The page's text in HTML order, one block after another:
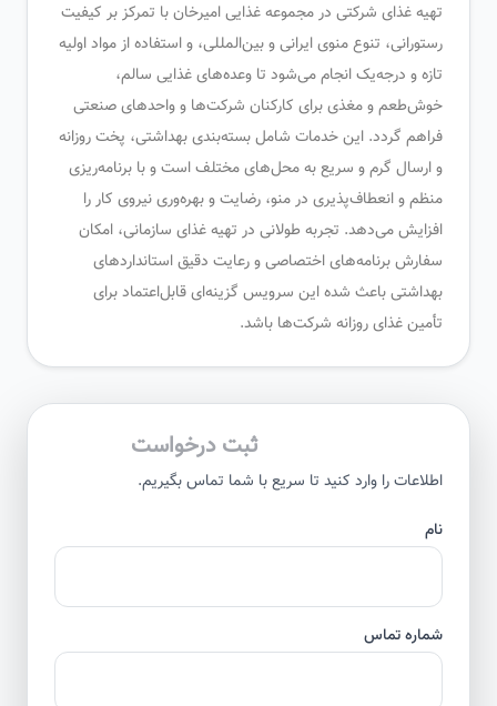
تهیه غذای شرکتی در مجموعه غذایی امیرخان با تمرکز بر کیفیت
رستورانی، تنوع منوی ایرانی و بین‌المللی، و استفاده از مواد اولیه
تازه و درجه‌یک انجام می‌شود تا وعده‌های غذایی سالم،
خوش‌طعم و مغذی برای کارکنان شرکت‌ها و واحدهای صنعتی
فراهم گردد. این خدمات شامل بسته‌بندی بهداشتی، پخت روزانه
و ارسال گرم و سریع به محل‌های مختلف است و با برنامه‌ریزی
منظم و انعطاف‌پذیری در منو، رضایت و بهره‌وری نیروی کار را
افزایش می‌دهد. تجربه طولانی در تهیه غذای سازمانی، امکان
سفارش برنامه‌های اختصاصی و رعایت دقیق استانداردهای
بهداشتی باعث شده این سرویس گزینه‌ای قابل‌اعتماد برای
تأمین غذای روزانه شرکت‌ها باشد.
ثبت درخواست
اطلاعات را وارد کنید تا سریع با شما تماس بگیریم.
شماره تماس